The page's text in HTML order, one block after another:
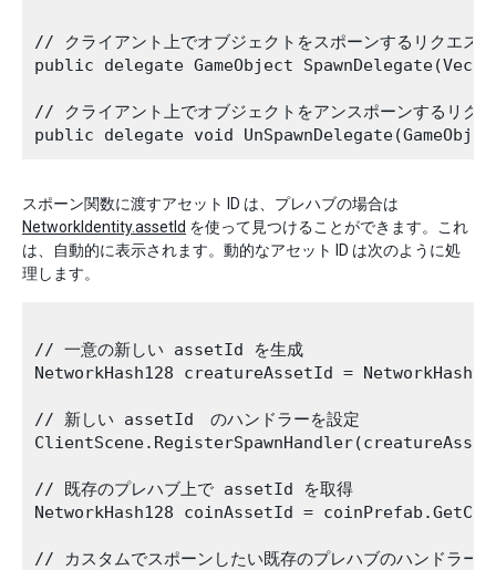
// クライアント上でオブジェクトをスポーンするリクエス
public delegate GameObject
// クライアント上でオブジェクトをアンスポーンするリク
スポーン関数に渡すアセット ID は、プレハブの場合は
NetworkIdentity.assetId を使って見つけることができます。これ
は、自動的に表示されます。動的なアセット ID は次のように処
理します。
// 一意の新しい assetId を生成
NetworkHash128 creatureAssetId =
// 新しい assetId　のハンドラーを設定
// 既存のプレハブ上で assetId を取得
NetworkHash128 coinAssetId =
// カスタムでスポーンしたい既存のプレハブのハンドラー